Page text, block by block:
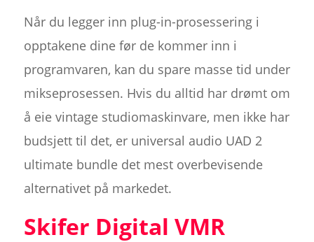
Når du legger inn plug-in-prosessering i
opptakene dine før de kommer inn i
programvaren, kan du spare masse tid under
mikseprosessen. Hvis du alltid har drømt om
å eie vintage studiomaskinvare, men ikke har
budsjett til det, er universal audio UAD 2
ultimate bundle det mest overbevisende
alternativet på markedet.
Skifer Digital VMR